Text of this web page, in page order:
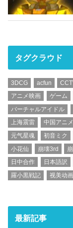
タグクラウド
3DCG acfun
アニメ映画
ゲーム
バーチャルアイドル
上海震雷
中国アニメ
元气星魂
初音ミク
小花仙
崩壊3rd
日中合作
日本語訳
羅小黒戦記
视美动画
最新記事